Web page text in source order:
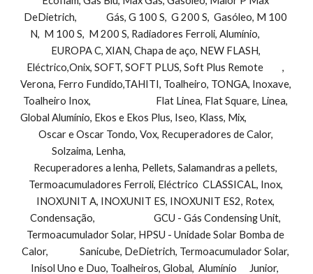
DeDietrich,              Gás, G 100 S,  G 200 S,  Gasóleo, M 100
N,  M 100 S,  M 200 S, Radiadores Ferroli, Alumínio,
EUROPA C, XIAN, Chapa de aço, NEW FLASH,
Eléctrico,Onix, SOFT, SOFT PLUS, Soft Plus Remote         ,
Verona, Ferro Fundido,TAHITI, Toalheiro, TONGA, Inoxave,
Toalheiro Inox,                               Flat Linea, Flat Square, Linea,
Global Alumínio, Ekos e Ekos Plus, Iseo, Klass, Mix,
Oscar e Oscar Tondo, Vox, Recuperadores de Calor,
Solzaima, Lenha,
Recuperadores a lenha, Pellets, Salamandras a pellets,
Termoacumuladores Ferroli, Eléctrico  CLASSICAL, Inox,
INOXUNIT A, INOXUNIT ES, INOXUNIT ES2, Rotex,
Condensação,                            GCU - Gás Condensing Unit,
Termoacumulador Solar, HPSU - Unidade Solar Bomba de
Calor,               Sanicube, DeDietrich, Termoacumulador Solar,
Inisol Uno e Duo, Toalheiros, Global,  Alumínio      Junior,